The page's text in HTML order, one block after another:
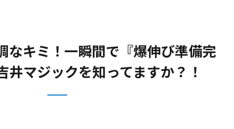
なキミ！一瞬間で『爆伸び準備完
井マジックを知ってますか？！